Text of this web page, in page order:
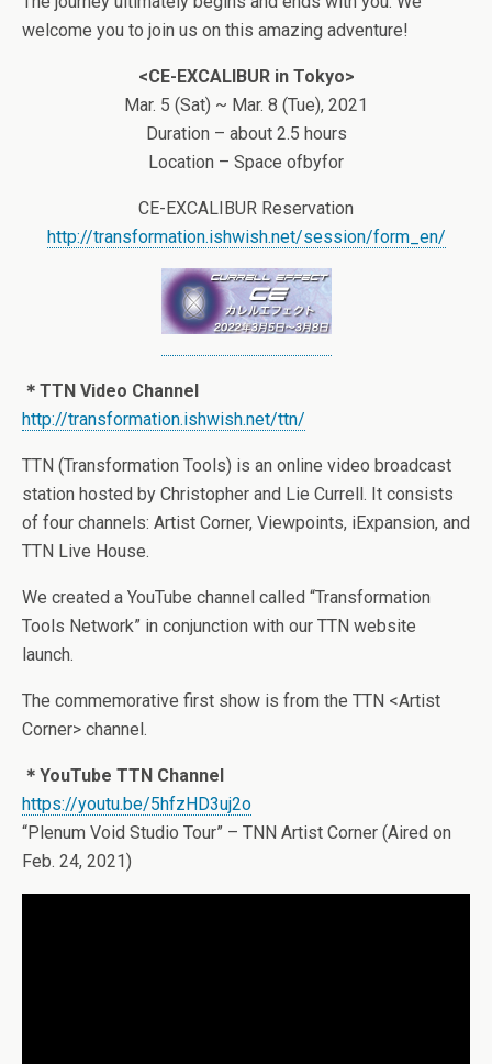
welcome you to join us on this amazing adventure!
<CE-EXCALIBUR in Tokyo>
Mar. 5 (Sat) ~ Mar. 8 (Tue), 2021
Duration – about 2.5 hours
Location – Space ofbyfor
CE-EXCALIBUR Reservation
http://transformation.ishwish.net/session/form_en/
＊TTN Video Channel
http://transformation.ishwish.net/ttn/
TTN (Transformation Tools) is an online video broadcast
station hosted by Christopher and Lie Currell. It consists
of four channels: Artist Corner, Viewpoints, iExpansion, and
TTN Live House.
We created a YouTube channel called “Transformation
Tools Network” in conjunction with our TTN website
launch.
The commemorative first show is from the TTN <Artist
Corner> channel.
＊YouTube TTN Channel
https://youtu.be/5hfzHD3uj2o
“Plenum Void Studio Tour” – TNN Artist Corner (Aired on
Feb. 24, 2021)